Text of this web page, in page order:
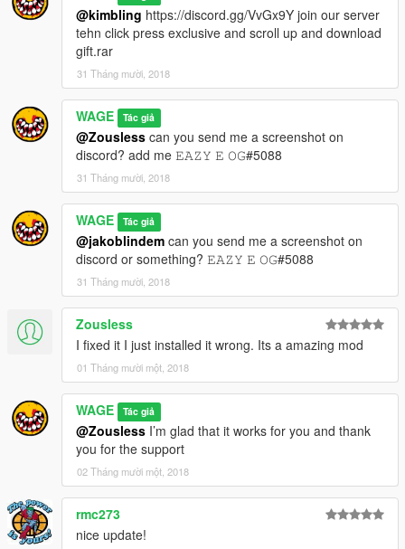
@kimbling https://discord.gg/VvGx9Y join our server
tehn click press exclusive and scroll up and download
gift.rar
31 Tháng mười, 2018
WAGE Tác giả
@Zousless can you send me a screenshot on
discord? add me 𝙴𝙰𝚉𝚈 𝙴 𝙾𝙶#5088
31 Tháng mười, 2018
WAGE Tác giả
@jakoblindem can you send me a screenshot on
discord or something? 𝙴𝙰𝚉𝚈 𝙴 𝙾𝙶#5088
31 Tháng mười, 2018
Zousless
I fixed it I just installed it wrong. Its a amazing mod
01 Tháng mười một, 2018
WAGE Tác giả
@Zousless I’m glad that it works for you and thank
you for the support
02 Tháng mười một, 2018
rmc273
nice update!